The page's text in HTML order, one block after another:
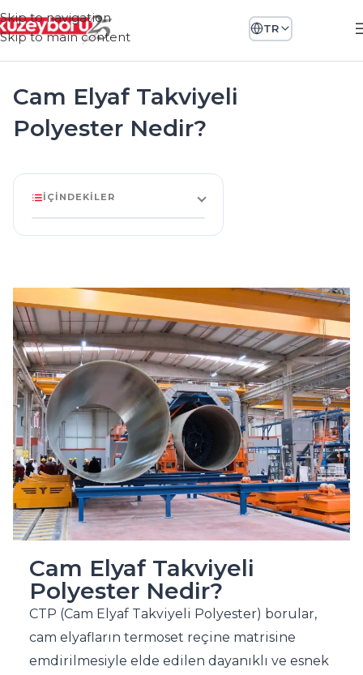
Skip to navigation
Skip to main content
TR
Cam Elyaf Takviyeli
Polyester Nedir?
Cam Elyaf Takviyeli
Polyester Nedir?
CTP (Cam Elyaf Takviyeli Polyester) borular,
cam elyafların termoset reçine matrisine
emdirilmesiyle elde edilen dayanıklı ve esnek
İÇINDEKILER